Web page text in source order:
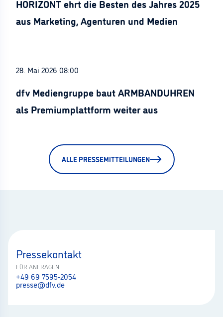
HORIZONT ehrt die Besten des Jahres 2025
aus Marketing, Agenturen und Medien
28. Mai 2026 08:00
dfv Mediengruppe baut ARMBANDUHREN
als Premiumplattform weiter aus
ALLE PRESSEMITTEILUNGEN
Pressekontakt
FÜR ANFRAGEN
+49 69 7595-2054
presse@dfv.de